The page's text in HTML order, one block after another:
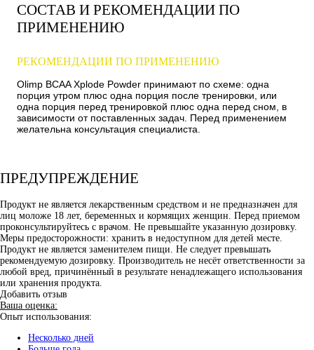
СОСТАВ И РЕКОМЕНДАЦИИ ПО
ПРИМЕНЕНИЮ
РЕКОМЕНДАЦИИ ПО ПРИМЕНЕНИЮ
Olimp BCAA Xplode Powder принимают по схеме: одна
порция утром плюс одна порция после тренировки, или
одна порция перед тренировкой плюс одна перед сном, в
зависимости от поставленных задач. Перед применением
желательна консультация специалиста.
ПРЕДУПРЕЖДЕНИЕ
Продукт не является лекарственным средством и не предназначен для
лиц моложе 18 лет, беременных и кормящих женщин. Перед приемом
проконсультируйтесь с врачом. Не превышайте указанную дозировку.
Меры предосторожности: хранить в недоступном для детей месте.
Продукт не является заменителем пищи. Не следует превышать
рекомендуемую дозировку. Производитель не несёт ответственности за
любой вред, причинённый в результате ненадлежащего использования
или хранения продукта.
Добавить отзыв
Ваша оценка:
Опыт использования:
Несколько дней